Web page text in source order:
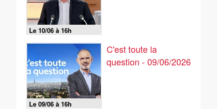
Le 10/06 à 16h
Le 09/06 à 16h
C'est toute la
question - 09/06/2026